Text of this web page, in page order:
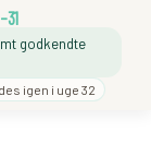
godkendte
igen i uge 32